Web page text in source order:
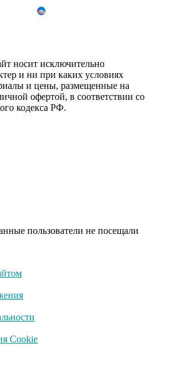
невесты
10 раз
i
вы
долго
ни с чем
носит исключительно
и ни при каких условиях
и цены, размещенные на
офертой, в соответствии со
кодекса РФ.
пользователи не посещали
Cookie